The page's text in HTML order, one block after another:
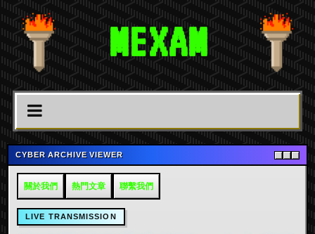
MEXAM
CYBER ARCHIVE VIEWER
關於我們 熱門文章 聯繫我們
LIVE TRANSMISSION